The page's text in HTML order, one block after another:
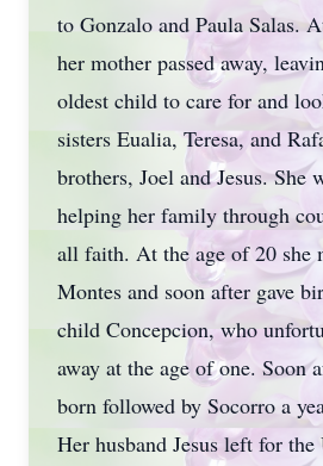
to Gonzalo and Paula Salas.
her mother passed away,
oldest child to care for and
sisters Eualia, Teresa, and
brothers, Joel and Jesus. She
helping her family through
all faith. At the age of 20 she
Montes and soon after gave
child Concepcion, who
away at the age of one. Soon
born followed by Socorro a
Her husband Jesus left for